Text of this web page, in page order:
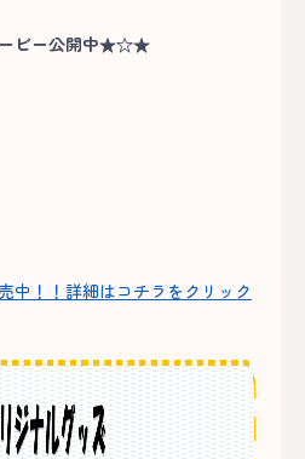
ビー公開中★☆★
中！！詳細はコチラをクリック